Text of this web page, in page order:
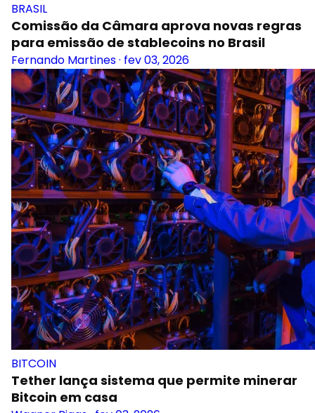
BRASIL
Comissão da Câmara aprova novas regras
para emissão de stablecoins no Brasil
Fernando Martines· fev 03, 2026
BITCOIN
Tether lança sistema que permite minerar
Bitcoin em casa